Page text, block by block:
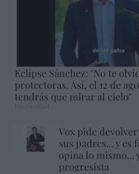
Eclipse Sánchez: "No te
protectoras. Así, el 12 de
tendrás que mirar al cielo"
Vox pide
sus padres... y es
opina lo mismo...
progresista